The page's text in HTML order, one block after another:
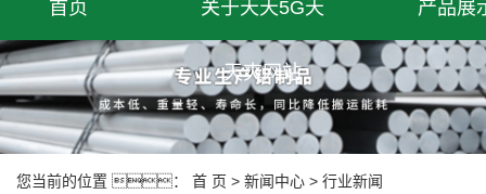
首页 关于天天5G天
天爽网站
产品展
您当前的位置 ： 首 页 > 新闻中心 > 行业新闻